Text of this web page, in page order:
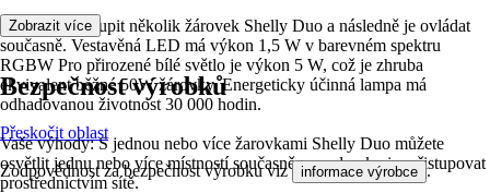
Je možné seskupit několik žárovek Shelly Duo a následně je ovládat
současně. Vestavěná LED má výkon 1,5 W v barevném spektru
RGBW Pro přirozené bílé světlo je výkon 5 W, což je zhruba
ekvivalent běžné 50W žárovky. Energeticky účinná lampa má
odhadovanou životnost 30 000 hodin.
Vaše výhody: S jednou nebo více žarovkami Shelly Duo můžete
osvětlit jednu nebo více místností současně a snadno k nim přistupovat
prostřednictvím sítě.
Zobrazit více
Bezpečnost výrobků
Přeskočit oblast
Zodpovědnost za bezpečnost výrobku viz informace výrobce .